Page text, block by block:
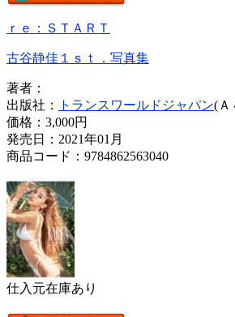
ｒｅ：ＳＴＡＲＴ
古谷静佳１ｓｔ．写真集
著者：
出版社：
トランスワールドジャパン(Ａ
価格： 3,000円
発売日：2021年01月
商品コード：9784862563040
仕入元在庫あり